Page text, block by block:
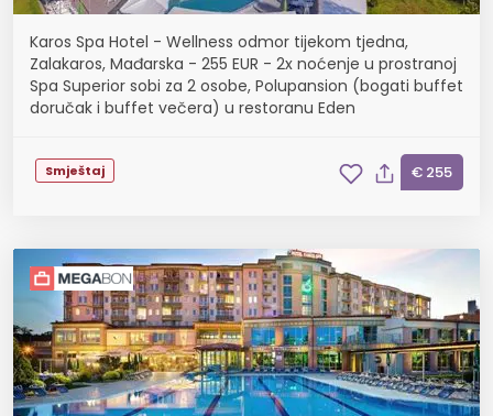
Karos Spa Hotel - Wellness odmor tijekom tjedna,
Zalakaros, Mađarska - 255 EUR - 2x noćenje u prostranoj
Spa Superior sobi za 2 osobe, Polupansion (bogati buffet
doručak i buffet večera) u restoranu Eden
Smještaj € 255